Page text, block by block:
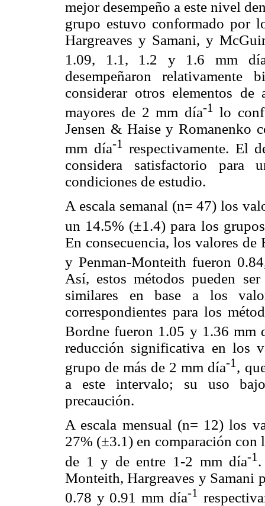
mejor desempeño a este nivel
grupo estuvo conformado por
Hargreaves y Samani, y
1.09, 1.1, 1.2 y 1.6 mm
desempeñaron
considerar otros elementos
mayores de 2 mm día-1
lo
Jensen & Haise y Romanenko
mm día-1
respectivamente. El
considera satisfactorio
condiciones de estudio.
A escala semanal (n= 47) los
un 14.5% (±1.4) para los
En consecuencia, los valores
y Penman-Monteith fueron
Así, estos métodos pueden
similares en base a los
correspondientes para los
Bordne fueron 1.05 y 1.36 mm
reducción significativa en los
grupo de más de 2 mm día-1 ,
a este intervalo; su uso
precaución.
A escala mensual (n= 12) los
27% (±3.1) en comparación con
de 1 y de entre 1-2 mm día-1
Monteith, Hargreaves y Samani
0.78 y 0.91 mm día-1